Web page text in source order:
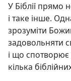
У Біблії прямо
і таке інше.
зрозуміти
задовольняти
і що спотворює
кілька